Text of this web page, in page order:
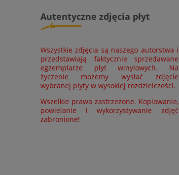
Autentyczne zdjęcia płyt
Wszystkie zdjęcia są naszego autorstwa i
przedstawiają faktycznie sprzedawane
egzemplarze płyt winylowych. Na
życzenie możemy wysłać zdjęcie
wybranej płyty w wysokiej rozdzielczości.
Wszelkie prawa zastrzeżone. Kopiowanie,
powielanie i wykorzystywanie zdjęć
zabronione!